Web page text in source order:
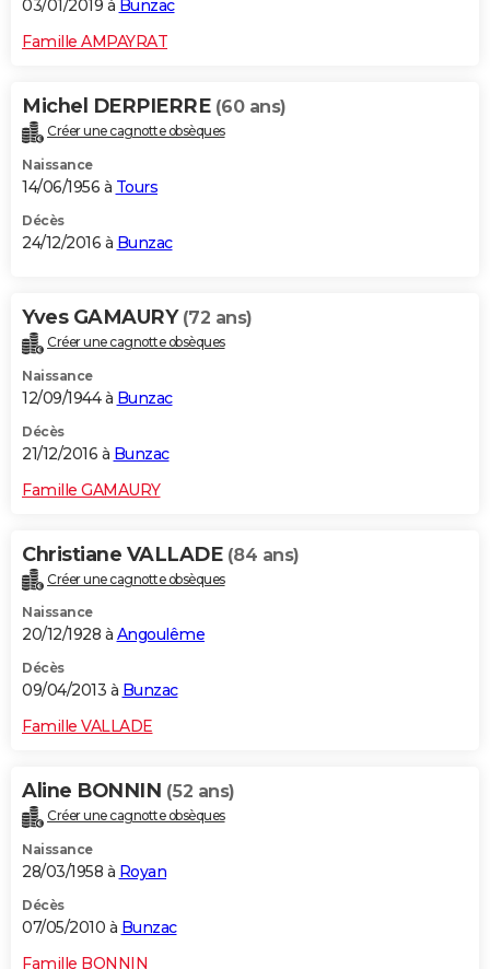
03/01/2019 à Bunzac
Famille AMPAYRAT
Michel DERPIERRE (60 ans)
Créer une cagnotte obsèques
Naissance
14/06/1956 à Tours
Décès
24/12/2016 à Bunzac
Yves GAMAURY (72 ans)
Créer une cagnotte obsèques
Naissance
12/09/1944 à Bunzac
Décès
21/12/2016 à Bunzac
Famille GAMAURY
Christiane VALLADE (84 ans)
Créer une cagnotte obsèques
Naissance
20/12/1928 à Angoulême
Décès
09/04/2013 à Bunzac
Famille VALLADE
Aline BONNIN (52 ans)
Créer une cagnotte obsèques
Naissance
28/03/1958 à Royan
Décès
07/05/2010 à Bunzac
Famille BONNIN